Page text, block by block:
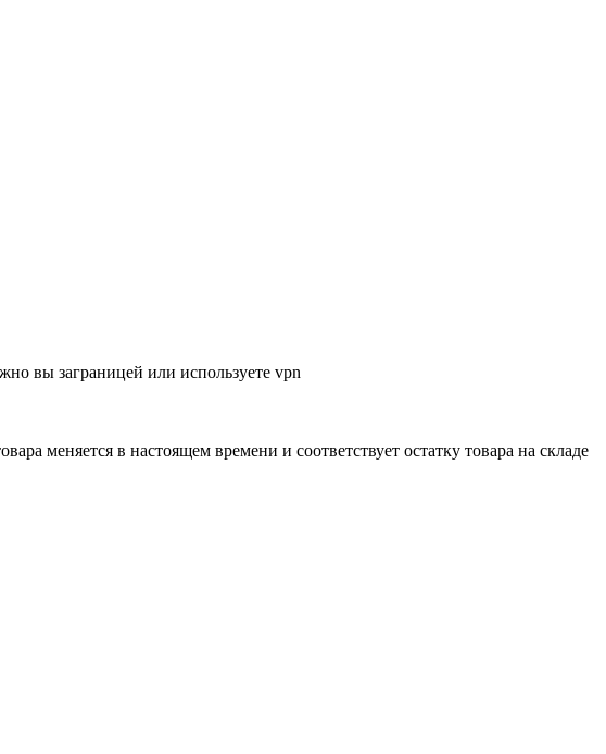
вы заграницей или используете vpn
меняется в настоящем времени и соответствует остатку товара на складе